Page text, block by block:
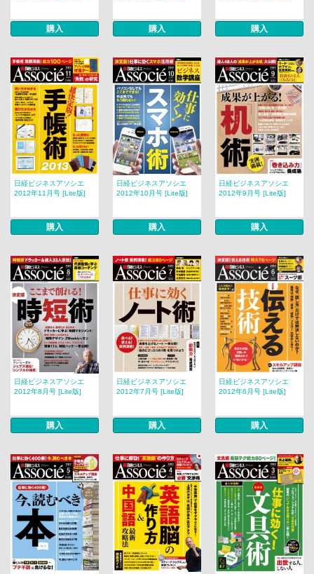
購入 購入 購入
日経ビジネスアソシエ
2012年11月号 [Lite版]
購入
日経ビジネスアソシエ
2012年10月号 [Lite版]
購入
日経ビジネスアソシエ
2012年9月号 [Lite版]
購入
日経ビジネスアソシエ
2012年8月号 [Lite版]
購入
日経ビジネスアソシエ
2012年7月号 [Lite版]
購入
日経ビジネスアソシエ
2012年6月号 [Lite版]
購入